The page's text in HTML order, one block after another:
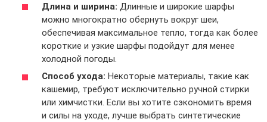
Длина и ширина: Длинные и широкие шарфы
можно многократно обернуть вокруг шеи,
обеспечивая максимальное тепло, тогда как более
короткие и узкие шарфы подойдут для менее
холодной погоды.
Способ ухода: Некоторые материалы, такие как
кашемир, требуют исключительно ручной стирки
или химчистки. Если вы хотите сэкономить время
и силы на уходе, лучше выбрать синтетические